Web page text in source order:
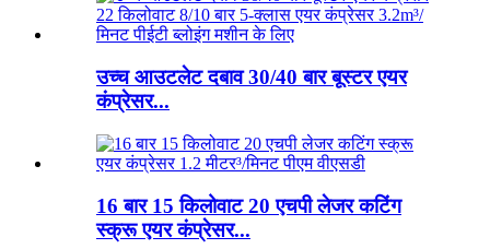
उच्च आउटलेट दबाव 30/40 बार बूस्टर एयर
कंप्रेसर...
16 बार 15 किलोवाट 20 एचपी लेजर कटिंग
स्क्रू एयर कंप्रेसर...